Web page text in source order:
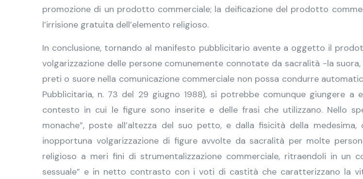
promozione di un prodotto commerciale; la deificazione del prodotto
l’irrisione gratuita dell’elemento religioso.
In conclusione, tornando al manifesto pubblicitario avente a oggetto il
volgarizzazione delle persone comunemente connotate da sacralità -la
preti o suore nella comunicazione commerciale non possa condurre
Pubblicitaria, n. 73 del 29 giugno 1988), si potrebbe comunque giungere a
contesto in cui le figure sono inserite e delle frasi che utilizzano. Nello
monache”, poste all’altezza del suo petto, e dalla fisicità della
inopportuna volgarizzazione di figure avvolte da sacralità per molte
religioso a meri fini di strumentalizzazione commerciale, ritraendoli in un
sessuale” e in netto contrasto con i voti di castità che caratterizzano la